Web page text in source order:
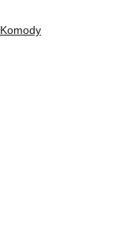
Komody